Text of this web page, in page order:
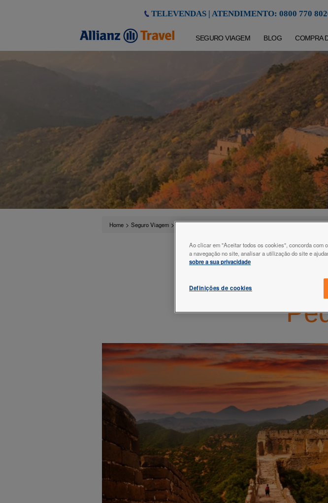
TELEVENDAS | ATENDIMENTO: 0800 770
SEGURO VIAGEM BLOG COMPRA
Home > Seguro Viagem >Ásia>China>Pequim
Ao clicar em "Aceitar todos os cookies", concorda com
a navegação no site, analisar a utilização do site e
sobre a sua privacidade
Definições de cookies